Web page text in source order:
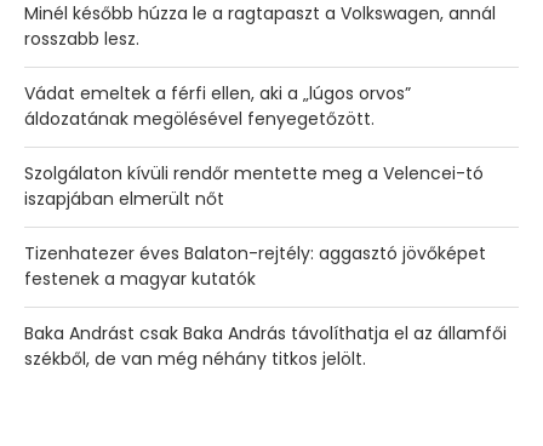
Minél később húzza le a ragtapaszt a Volkswagen, annál
rosszabb lesz.
Vádat emeltek a férfi ellen, aki a „lúgos orvos”
áldozatának megölésével fenyegetőzött.
Szolgálaton kívüli rendőr mentette meg a Velencei-tó
iszapjában elmerült nőt
Tizenhatezer éves Balaton-rejtély: aggasztó jövőképet
festenek a magyar kutatók
Baka Andrást csak Baka András távolíthatja el az államfői
székből, de van még néhány titkos jelölt.